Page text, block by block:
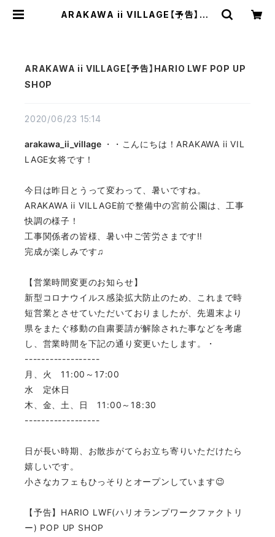
ARAKAWA ii VILLAGE【予告】HA
ARAKAWA ii VILLAGE【予告】HARIO LWF POP UP
SHOP
2020/06/23 15:14
arakawa_ii_village ・・こんにちは！ARAKAWA ii VIL
LAGE女将です！
今日は昨日とうって変わって、暑いですね。
ARAKAWA ii VILLAGE前で整備中の宮前公園は、工事
快調の様子！
工事関係者の皆様、暑い中ご苦労さまです‼️
完成が楽しみです♫
【営業時間変更のお知らせ】
新型コロナウイルス感染拡大防止のため、これまで時
短営業とさせていただいておりましたが、先週末より
県をまたぐ移動の自粛要請が解除された事などを考慮
し、営業時間を下記の通り変更いたします。・
------------------
月、火 11:00～17:00
水 定休日
木、金、土、日 11:00～18:30
------------------
日が長い時期、お散歩がてらお立ち寄りいただけたら
嬉しいです。
小さなカフェもひっそりとオープンしています😉
【予告】HARIO LWF(ハリオランプワークファクトリ
ー) POP UP SHOP